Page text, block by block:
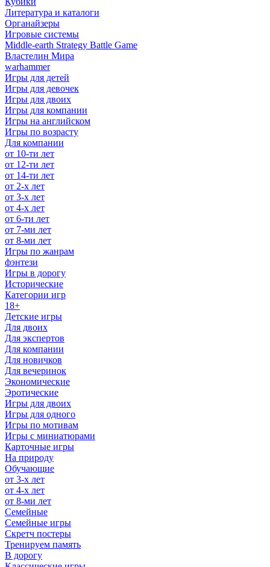
Литература и каталоги
Органайзеры
Игровые системы
Middle-earth Strategy Battle Game
Властелин Мира
warhammer
Игры для детей
Игры для девочек
Игры для двоих
Игры для компании
Игры на английском
Игры по возрасту
Для компании
от 10-ти лет
от 12-ти лет
от 14-ти лет
от 2-х лет
от 3-х лет
от 4-х лет
от 6-ти лет
от 7-ми лет
от 8-ми лет
Игры по жанрам
фэнтези
Игры в дорогу
Исторические
Категории игр
18+
Детские игры
Для двоих
Для экспертов
Для компании
Для новичков
Для вечеринок
Экономические
Эротические
Игры для двоих
Игры для одного
Игры по мотивам
Игры с миниатюрами
Карточные игры
На природу
Обучающие
от 3-х лет
от 4-х лет
от 8-ми лет
Семейные
Семейные игры
Скретч постеры
Тренируем память
В дорогу